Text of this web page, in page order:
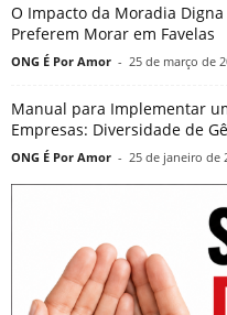
O Impacto da Moradia
Preferem Morar em Favelas
ONG É Por Amor - 25 de março de
Manual para Implementar
Empresas: Diversidade de
ONG É Por Amor - 25 de janeiro de